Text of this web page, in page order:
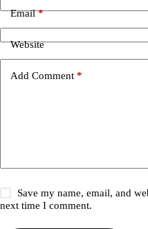
Email*
Website
Add Comment *
Save my name, email, and
next time I comment.
t
i